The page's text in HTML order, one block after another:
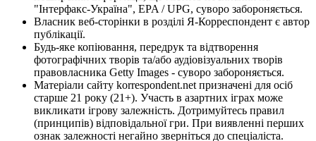
"Інтерфакс-Україна", EPA / UPG, суворо забороняється.
Власник веб-сторінки в розділі Я-Корреспондент є автор
публікації.
Будь-яке копіювання, передрук та відтворення
фотографічних творів та/або аудіовізуальних творів
правовласника Getty Images - суворо забороняється.
Матеріали сайту korrespondent.net призначені для осіб
старше 21 року (21+). Участь в азартних іграх може
викликати ігрову залежність. Дотримуйтесь правил
(принципів) відповідальної гри. При виявленні перших
ознак залежності негайно зверніться до спеціаліста.